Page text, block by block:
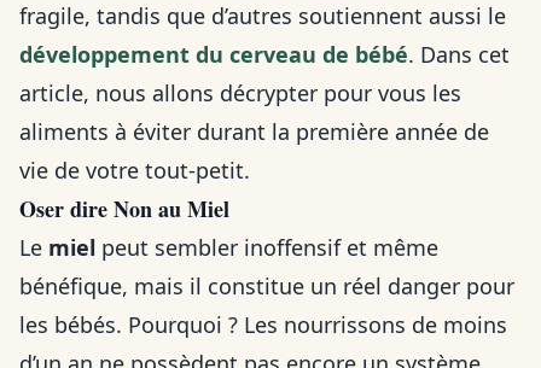
fragile, tandis que d’autres soutiennent aussi le
développement du cerveau de bébé. Dans cet
article, nous allons décrypter pour vous les
aliments à éviter durant la première année de
vie de votre tout-petit.
Oser dire Non au Miel
Le miel peut sembler inoffensif et même
bénéfique, mais il constitue un réel danger pour
les bébés. Pourquoi ? Les nourrissons de moins